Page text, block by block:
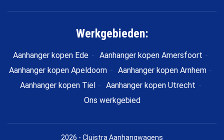
Werkgebieden:
Aanhanger kopen Ede
Aanhanger kopen Amersfoort
Aanhanger kopen Apeldoorn
Aanhanger kopen Arnhem
Aanhanger kopen Tiel
Aanhanger kopen Utrecht
Ons werkgebied
2026 - Cluistra Aanhangwagens